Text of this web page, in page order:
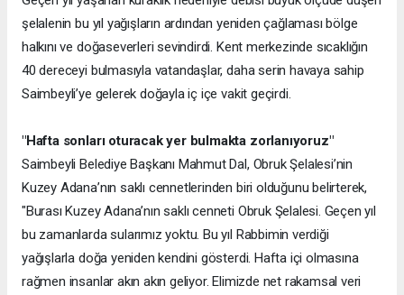
şelalenin bu yıl yağışların ardından yeniden çağlaması bölge
halkını ve doğaseverleri sevindirdi. Kent merkezinde sıcaklığın
40 dereceyi bulmasıyla vatandaşlar, daha serin havaya sahip
Saimbeyli’ye gelerek doğayla iç içe vakit geçirdi.
"Hafta sonları oturacak yer bulmakta zorlanıyoruz"
Saimbeyli Belediye Başkanı Mahmut Dal, Obruk Şelalesi’nin
Kuzey Adana’nın saklı cennetlerinden biri olduğunu belirterek,
"Burası Kuzey Adana’nın saklı cenneti Obruk Şelalesi. Geçen yıl
bu zamanlarda sularımız yoktu. Bu yıl Rabbimin verdiği
yağışlarla doğa yeniden kendini gösterdi. Hafta içi olmasına
rağmen insanlar akın akın geliyor. Elimizde net rakamsal veri